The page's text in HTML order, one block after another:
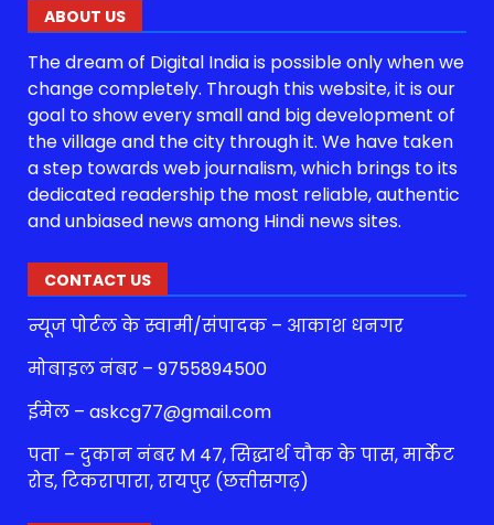
ABOUT US
The dream of Digital India is possible only when we
change completely. Through this website, it is our
goal to show every small and big development of
the village and the city through it. We have taken
a step towards web journalism, which brings to its
dedicated readership the most reliable, authentic
and unbiased news among Hindi news sites.
CONTACT US
न्यूज पोर्टल के स्वामी/संपादक – आकाश धनगर
मोबाइल नंबर – 9755894500
ईमेल – askcg77@gmail.com
पता – दुकान नंबर M 47, सिद्धार्थ चौक के पास, मार्केट
रोड, टिकरापारा, रायपुर (छत्तीसगढ़)